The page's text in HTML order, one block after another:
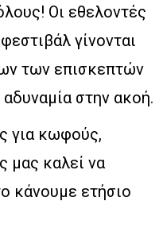
Οι εθελοντές
γίνονται
των επισκεπτών
στην ακοή.
για κωφούς,
μας καλεί να
κάνουμε ετήσιο